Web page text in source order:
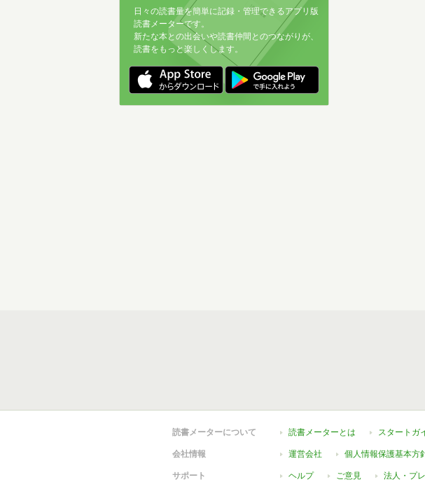
日々の読書量を簡単に記録・管理できるアプリ版
読書メーターです。
新たな本との出会いや読書仲間とのつながりが、
読書をもっと楽しくします。
読書メーターについて 読書メーターとは スタートガ
会社情報 運営会社 個人情報保護基本方
サポート ヘルプ ご意見 法人・プ